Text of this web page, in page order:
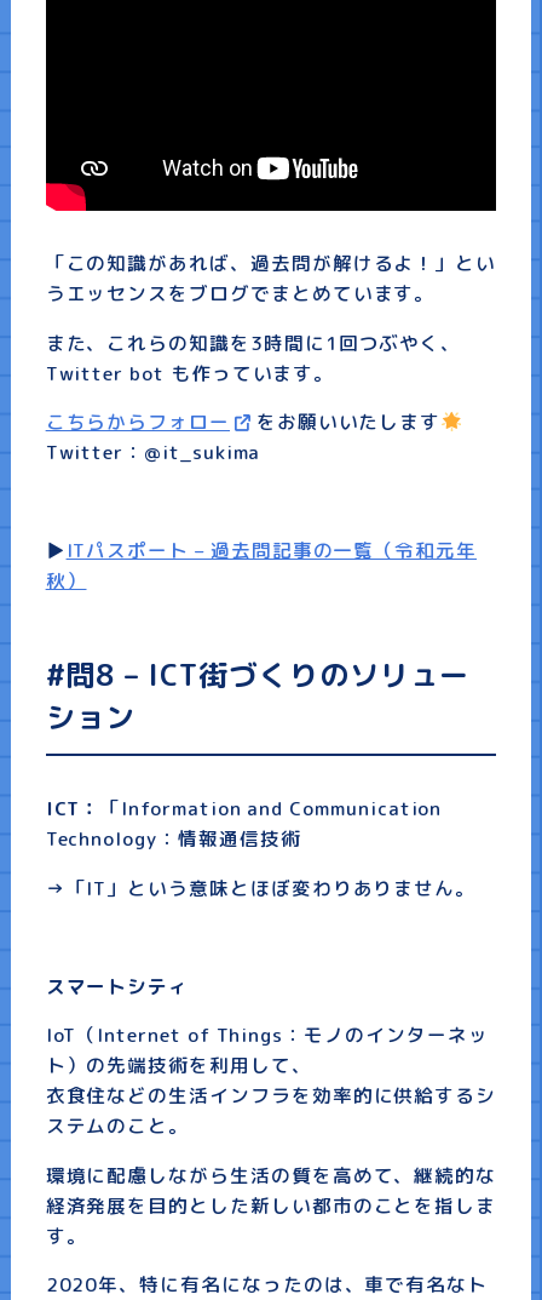
「この知識があれば、過去問が解けるよ！」とい
うエッセンスをブログでまとめています。
また、これらの知識を3時間に1回つぶやく、
Twitter bot も作っています。
こちらからフォロー
をお願いいたします
Twitter：@it_sukima
▶ ITパスポート – 過去問記事の一覧（令和元年
秋）
#問8 – ICT街づくりのソリュー
ション
ICT：
「Information and Communication
Technology：情報通信技術
→「IT」という意味とほぼ変わりありません。
スマートシティ
IoT（Internet of Things：モノのインターネッ
ト）の先端技術を利用して、
衣食住などの生活インフラを効率的に供給するシ
ステムのこと。
環境に配慮しながら生活の質を高めて、継続的な
経済発展を目的とした新しい都市のことを指しま
す。
2020年、特に有名になったのは、車で有名なト